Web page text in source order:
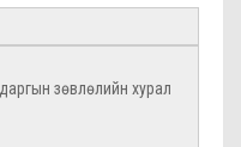
зөвлөлийн хурал